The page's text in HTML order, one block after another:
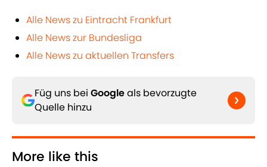
Alle News zu Eintracht Frankfurt
Alle News zur Bundesliga
Alle News zu aktuellen Transfers
Füg uns bei Googleals bevorzugte
Quelle hinzu
More like this